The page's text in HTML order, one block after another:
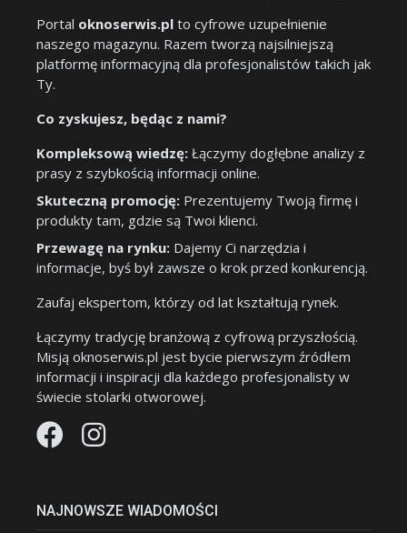
Portal oknoserwis.pl to cyfrowe uzupełnienie
naszego magazynu. Razem tworzą najsilniejszą
platformę informacyjną dla profesjonalistów takich jak
Ty.
Co zyskujesz, będąc z nami?
Kompleksową wiedzę: Łączymy dogłębne analizy z
prasy z szybkością informacji online.
Skuteczną promocję: Prezentujemy Twoją firmę i
produkty tam, gdzie są Twoi klienci.
Przewagę na rynku: Dajemy Ci narzędzia i
informacje, byś był zawsze o krok przed konkurencją.
Zaufaj ekspertom, którzy od lat kształtują rynek.
Łączymy tradycję branżową z cyfrową przyszłością.
Misją oknoserwis.pl jest bycie pierwszym źródłem
informacji i inspiracji dla każdego profesjonalisty w
świecie stolarki otworowej.
NAJNOWSZE WIADOMOŚCI